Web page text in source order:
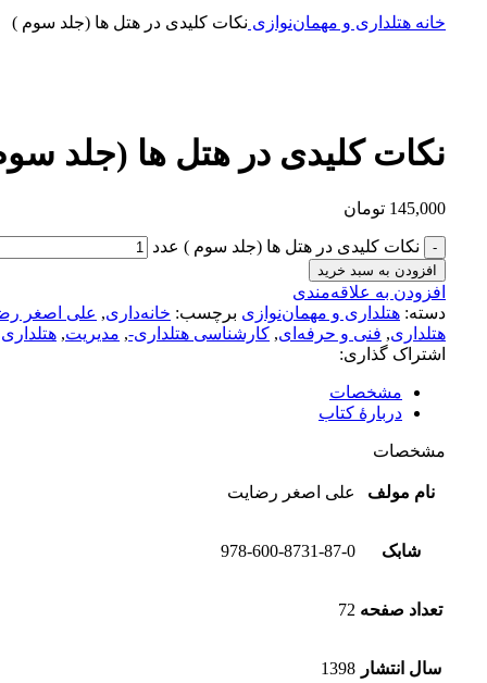
خانه هتلداری و مهمان‌نوازی نکات کلیدی در هتل ها (جلد سوم )
نکات کلیدی در هتل ها (جلد
145,000 تومان
نکات کلیدی در هتل ها (جلد سوم ) عدد
افزودن به سبد خرید
افزودن به علاقه‌مندی
دسته: هتلداری و مهمان‌نوازی برچسب: خانه‌داری, علی اصغر
هتلداری, فنی و حرفه‌ای, کارشناسی هتلداری-, مدیریت, هتلداری
اشتراک گذاری:
مشخصات
دربارهٔ کتاب
مشخصات
نام مولف علی اصغر رضایت
شابک 978-600-8731-87-0
تعداد صفحه 72
سال انتشار 1398